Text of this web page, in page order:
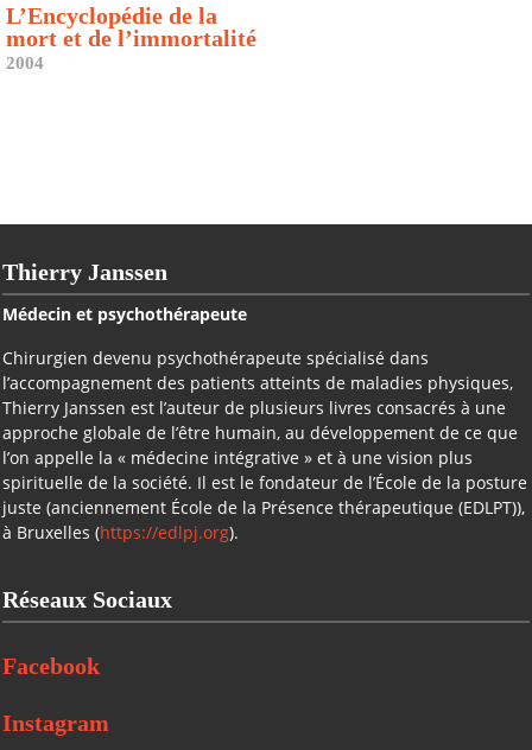
L’Encyclopédie de la
mort et de l’immortalité
2004
Thierry Janssen
Médecin et psychothérapeute
Chirurgien devenu psychothérapeute spécialisé dans
l’accompagnement des patients atteints de maladies physiques,
Thierry Janssen est l’auteur de plusieurs livres consacrés à une
approche globale de l’être humain, au développement de ce que
l’on appelle la « médecine intégrative » et à une vision plus
spirituelle de la société. Il est le fondateur de l’École de la posture
juste (anciennement École de la Présence thérapeutique (EDLPT)),
à Bruxelles (https://edlpj.org).
Réseaux Sociaux
Facebook
Instagram